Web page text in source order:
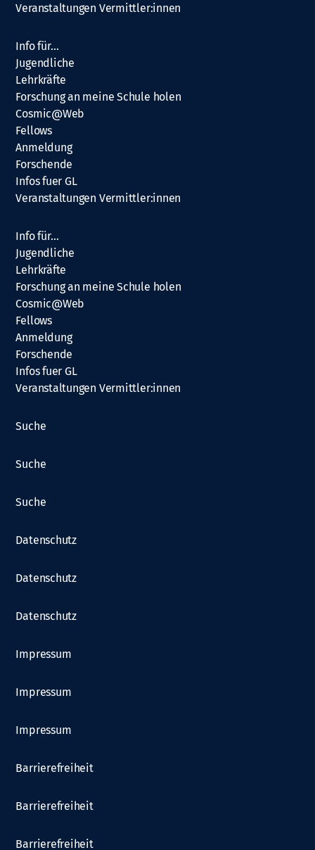
Veranstaltungen Vermittler:innen
Info für…
Jugendliche
Lehrkräfte
Forschung an meine Schule holen
Cosmic@Web
Fellows
Anmeldung
Forschende
Infos fuer GL
Veranstaltungen Vermittler:innen
Info für…
Jugendliche
Lehrkräfte
Forschung an meine Schule holen
Cosmic@Web
Fellows
Anmeldung
Forschende
Infos fuer GL
Veranstaltungen Vermittler:innen
Suche
Suche
Suche
Datenschutz
Datenschutz
Datenschutz
Impressum
Impressum
Impressum
Barrierefreiheit
Barrierefreiheit
Barrierefreiheit